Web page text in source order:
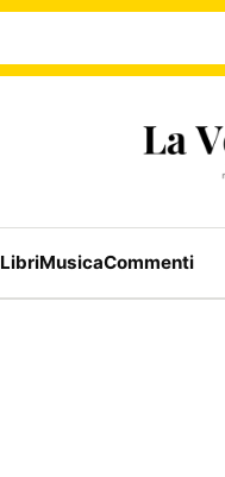
LibriMusicaCommenti